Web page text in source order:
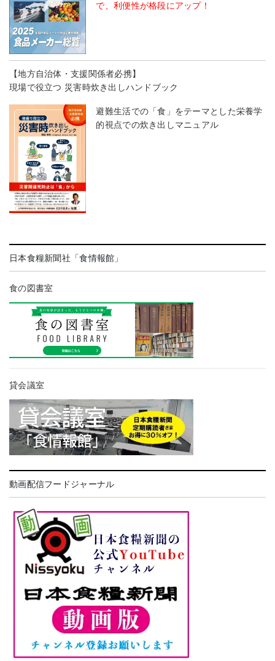
で、利便性が格段にアップ！
【地方自治体・支援関係者必携】
現場で役立つ 災害時炊き出しハンドブック
避難生活での「食」をテーマとした栄養学
的視点での炊き出しマニュアル
日本食糧新聞社「食情報館」
食の図書室
貸会議室
動画配信フードジャーナル